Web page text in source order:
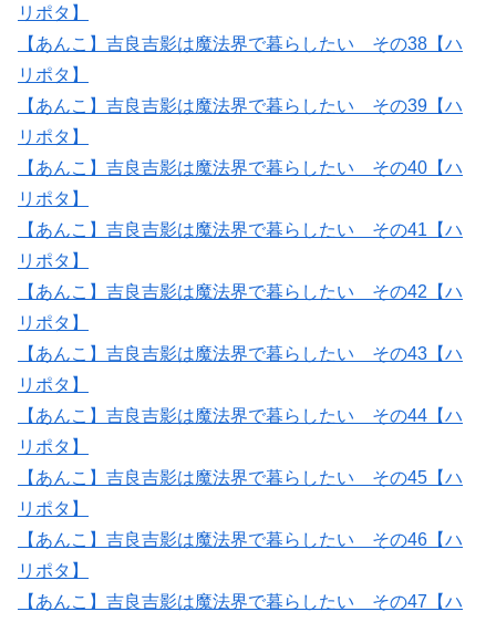
リポタ】
【あんこ】吉良吉影は魔法界で暮らしたい その38【ハ
リポタ】
【あんこ】吉良吉影は魔法界で暮らしたい その39【ハ
リポタ】
【あんこ】吉良吉影は魔法界で暮らしたい その40【ハ
リポタ】
【あんこ】吉良吉影は魔法界で暮らしたい その41【ハ
リポタ】
【あんこ】吉良吉影は魔法界で暮らしたい その42【ハ
リポタ】
【あんこ】吉良吉影は魔法界で暮らしたい その43【ハ
リポタ】
【あんこ】吉良吉影は魔法界で暮らしたい その44【ハ
リポタ】
【あんこ】吉良吉影は魔法界で暮らしたい その45【ハ
リポタ】
【あんこ】吉良吉影は魔法界で暮らしたい その46【ハ
リポタ】
【あんこ】吉良吉影は魔法界で暮らしたい その47【ハ